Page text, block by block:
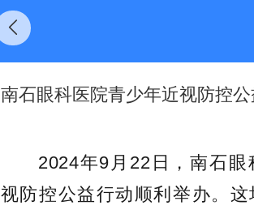
南石眼科医院青少年近视防控
2024年9月22日，南石眼
视防控公益行动顺利举办。